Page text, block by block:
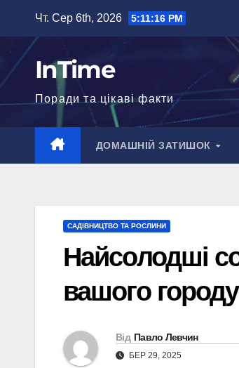
вмісту
Чт. Сер 6th, 2026 5:11:17 PM
InTime
Поради та цікаві факти
ДОМАШНІЙ ЗАТИШОК
САДІВНИЦТВО ТА РОСЛИНИ
Найсолодші
вашого городу
Від Павло Левчин
БЕР 29, 2025